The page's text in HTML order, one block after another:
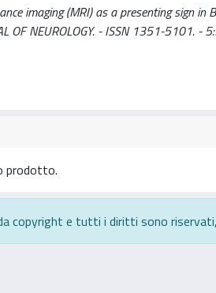
imaging (MRI) as a presenting sign in
OF NEUROLOGY. - ISSN 1351-5101.
prodotto.
copyright e tutti i diritti sono